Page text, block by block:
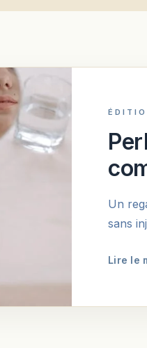
Un
sans
Lire le